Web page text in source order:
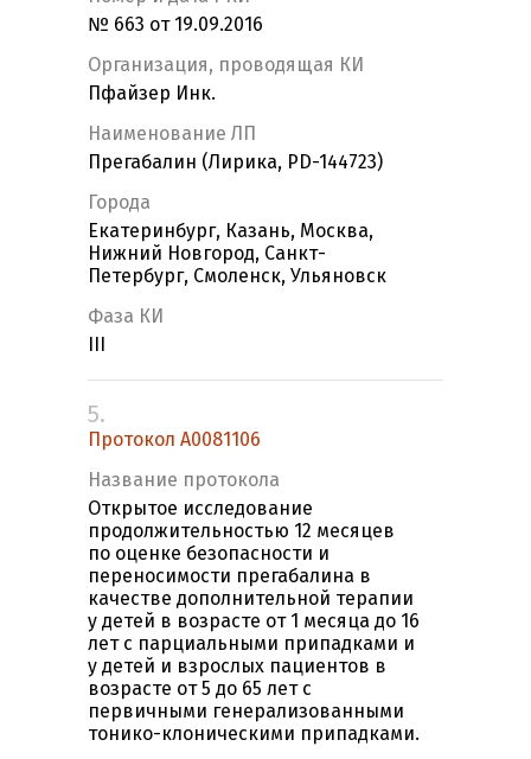
№ 663 от 19.09.2016
Организация, проводящая КИ
Пфайзер Инк.
Наименование ЛП
Прегабалин (Лирика, PD-144723)
Города
Екатеринбург, Казань, Москва,
Нижний Новгород, Санкт-
Петербург, Смоленск, Ульяновск
Фаза КИ
5.
Протокол A0081106
Название протокола
Открытое исследование
продолжительностью 12 месяцев
по оценке безопасности и
переносимости прегабалина в
качестве дополнительной терапии
у детей в возрасте от 1 месяца до 16
лет с парциальными припадками и
у детей и взрослых пациентов в
возрасте от 5 до 65 лет с
первичными генерализованными
тонико-клоническими припадками.